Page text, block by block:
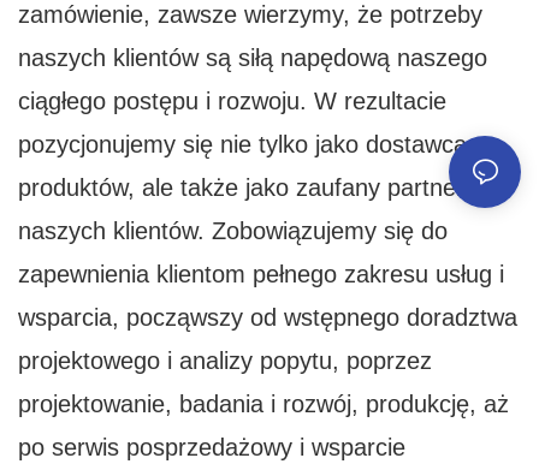
zamówienie, zawsze wierzymy, że potrzeby
naszych klientów są siłą napędową naszego
ciągłego postępu i rozwoju. W rezultacie
pozycjonujemy się nie tylko jako dostawca
produktów, ale także jako zaufany partner dla
naszych klientów. Zobowiązujemy się do
zapewnienia klientom pełnego zakresu usług i
wsparcia, począwszy od wstępnego doradztwa
projektowego i analizy popytu, poprzez
projektowanie, badania i rozwój, produkcję, aż
po serwis posprzedażowy i wsparcie